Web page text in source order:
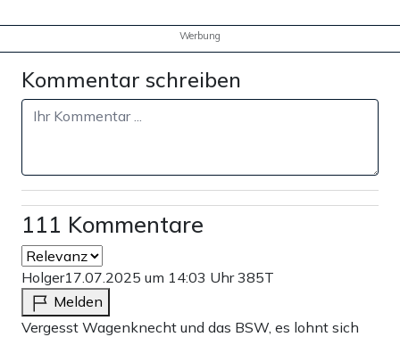
Werbung
Kommentar schreiben
111 Kommentare
Holger17.07.2025 um 14:03 Uhr385T
Melden
Vergesst Wagenknecht und das BSW, es lohnt sich